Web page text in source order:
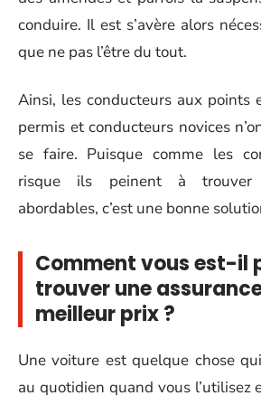
conduire. Il est s’avère alors
que ne pas l’être du tout.
Ainsi, les conducteurs aux points
permis et conducteurs novices
se faire. Puisque comme les
risque ils peinent à trouver
abordables, c’est une bonne
Comment vous est-il
trouver une
meilleur prix ?
Une voiture est quelque chose
au quotidien quand vous l’utilisez